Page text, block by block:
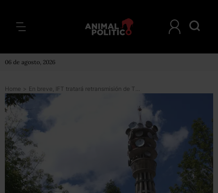
06 de agosto, 2026
Home > En breve, IFT tratará retransmisión de TV abierta